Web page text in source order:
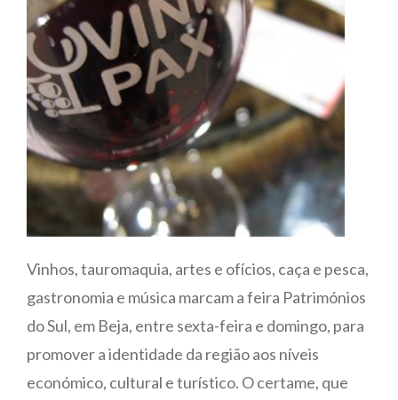
Vinhos, tauromaquia, artes e ofícios, caça e pesca,
gastronomia e música marcam a feira Patrimónios
do Sul, em Beja, entre sexta-feira e domingo, para
promover a identidade da região aos níveis
económico, cultural e turístico. O certame, que